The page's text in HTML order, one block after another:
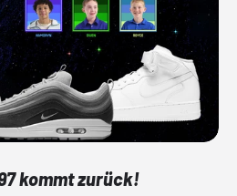
kommt zurück!